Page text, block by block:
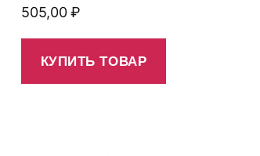
505,00₽
КУПИТЬ ТОВАР